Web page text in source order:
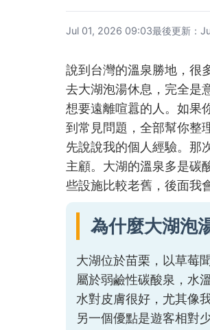
Jul 01, 2026 09:03最後更新：
說到台灣的溫泉勝地，很
去大湖泡湯休息，完全是
想要遠離喧囂的人。如果
到常見問題，全部幫你整
先說說我的個人經驗。那
主顧。大湖的溫泉多是碳
些設施比較老舊，後面我
為什麼大湖泡
大湖位於苗栗，以草莓
屬於弱鹼性碳酸泉，水
水對皮膚很好，尤其像
另一個優點是遊客相對